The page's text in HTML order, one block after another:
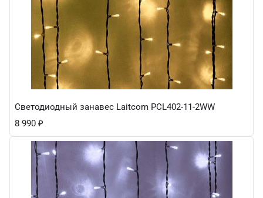
Светодиодный занавес Laitcom PCL402-11-2WW
8 990 ₽